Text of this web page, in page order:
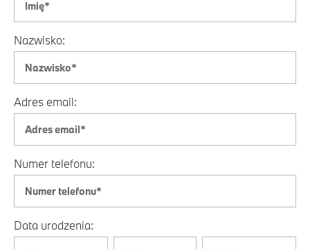
Nazwisko:
Adres email:
Numer telefonu:
Data urodzenia: